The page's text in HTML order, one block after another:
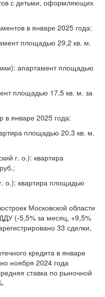
с детьми, оформляющих
в январе 2025 года:
площадью 29,2 кв. м.
апартамент площадью
площадью 17,5 кв. м. за
в январе 2025 года:
площадью 20,3 кв. м.
г. о.): квартира
о.): квартира площадью
Московской области
(-5,5% за месяц, +9,5%
33 сделки,
кредита в январе
ноября 2024 года
ставка по рыночной